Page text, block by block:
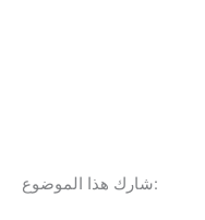
شارك هذا الموضوع: